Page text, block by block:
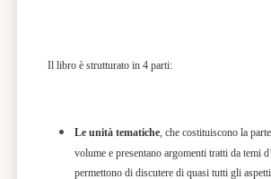
Il libro è strutturato in 4 parti:
Le unità tematiche, che costituiscono la
volume e presentano argomenti tratti da temi
permettono di discutere di quasi tutti gli